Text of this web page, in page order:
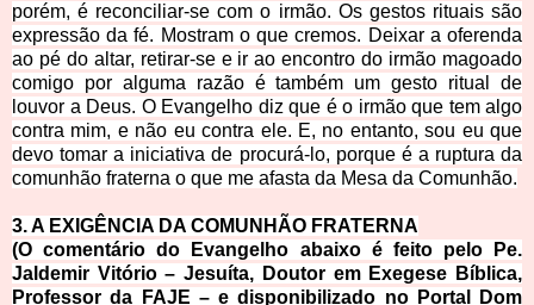
porém, é reconciliar-se com o irmão. Os gestos rituais são
expressão da fé. Mostram o que cremos. Deixar a oferenda
ao pé do altar, retirar-se e ir ao encontro do irmão magoado
comigo por alguma razão é também um gesto ritual de
louvor a Deus. O Evangelho diz que é o irmão que tem algo
contra mim, e não eu contra ele. E, no entanto, sou eu que
devo tomar a iniciativa de procurá-lo, porque é a ruptura da
comunhão fraterna o que me afasta da Mesa da Comunhão.
3. A EXIGÊNCIA DA COMUNHÃO FRATERNA
(O comentário do Evangelho abaixo é feito pelo Pe.
Jaldemir Vitório – Jesuíta, Doutor em Exegese Bíblica,
Professor da FAJE – e disponibilizado no Portal Dom